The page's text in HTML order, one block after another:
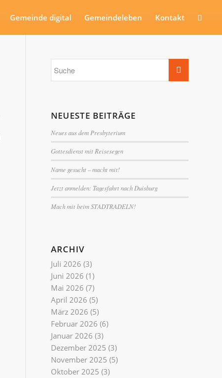
Gemeinde digital Gemeindeleben Kontakt
NEUESTE BEITRÄGE
Neues aus dem Presbyterium
Gottesdienst mit Reisesegen
Name gesucht – macht mit!
Jetzt anmelden: Tagesfahrt nach Duisburg
Mach mit beim STADTRADELN!
ARCHIV
Juli 2026 (3)
Juni 2026 (1)
Mai 2026 (7)
April 2026 (5)
März 2026 (5)
Februar 2026 (6)
Januar 2026 (3)
Dezember 2025 (3)
November 2025 (5)
Oktober 2025 (3)